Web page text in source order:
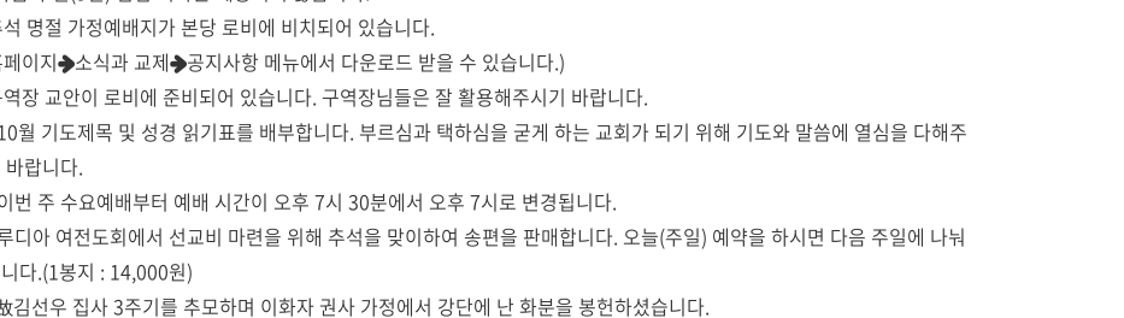
명절 가정예배지가 본당 로비에 비치되어 있습니다.
이지➜소식과 교제➜공지사항 메뉴에서 다운로드 받을 수 있습니다.)
장 교안이 로비에 준비되어 있습니다. 구역장님들은 잘 활용해주시기 바랍니다.
월 기도제목 및 성경 읽기표를 배부합니다. 부르심과 택하심을 굳게 하는 교회가 되기 위해 기도와 말씀에 열심을 다해주
바랍니다.
번 주 수요예배부터 예배 시간이 오후 7시 30분에서 오후 7시로 변경됩니다.
디아 여전도회에서 선교비 마련을 위해 추석을 맞이하여 송편을 판매합니다. 오늘(주일) 예약을 하시면 다음 주일에 나눠
다.(1봉지 : 14,000원)
김선우 집사 3주기를 추모하며 이화자 권사 가정에서 강단에 난 화분을 봉헌하셨습니다.